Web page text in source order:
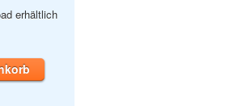
erhältlich